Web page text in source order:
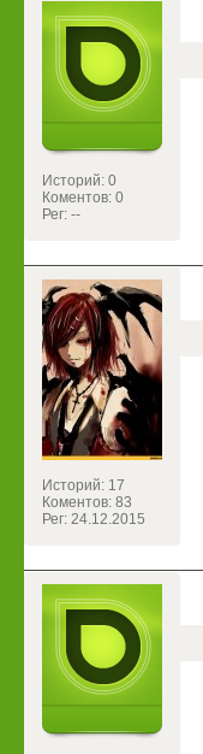
Историй: 0
Коментов: 0
Рег: --
Историй: 17
Коментов: 83
Рег: 24.12.2015